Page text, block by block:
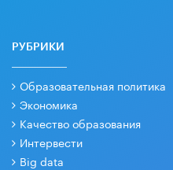
РУБРИКИ
Образовательная политика
Экономика
Качество образования
Интервести
Big data